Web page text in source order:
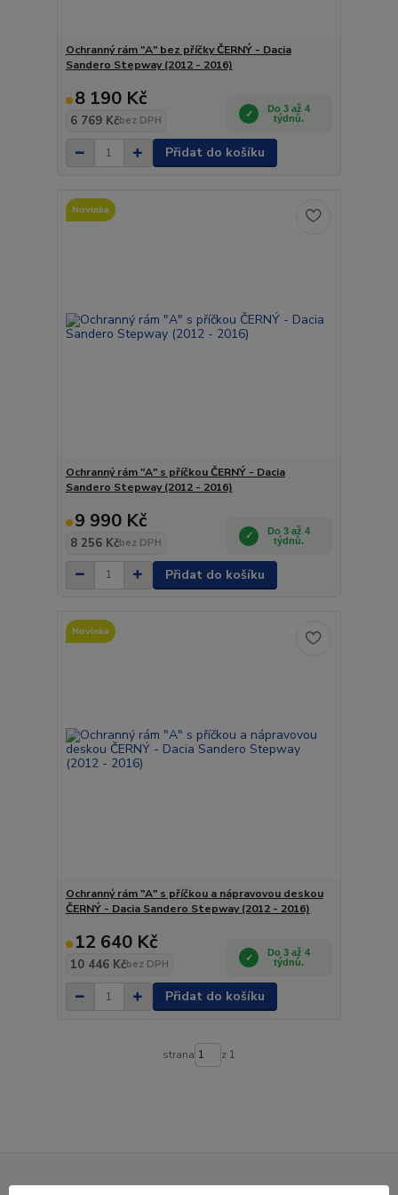
Ochranný rám "A" bez příčky ČERNÝ - Dacia
Sandero Stepway (2012 - 2016)
8 190 Kč
6 769 Kčbez DPH
Do 3 až 4
týdnů.
Přidat do košíku
Novinka
Ochranný rám "A" s příčkou ČERNÝ - Dacia
Sandero Stepway (2012 - 2016)
9 990 Kč
8 256 Kčbez DPH
Do 3 až 4
týdnů.
Přidat do košíku
Novinka
Ochranný rám "A" s příčkou a nápravovou deskou
ČERNÝ - Dacia Sandero Stepway (2012 - 2016)
12 640 Kč
10 446 Kčbez DPH
Do 3 až 4
týdnů.
Přidat do košíku
strana z 1